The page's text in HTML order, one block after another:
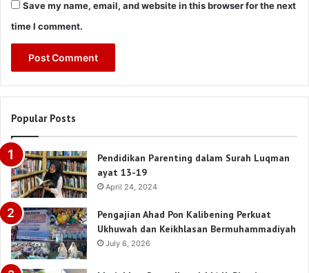
Save my name, email, and website in this browser for the next
time I comment.
Popular Posts
Pendidikan Parenting dalam Surah Luqman
ayat 13-19
April 24, 2024
Pengajian Ahad Pon Kalibening Perkuat
Ukhuwah dan Keikhlasan Bermuhammadiyah
July 6, 2026